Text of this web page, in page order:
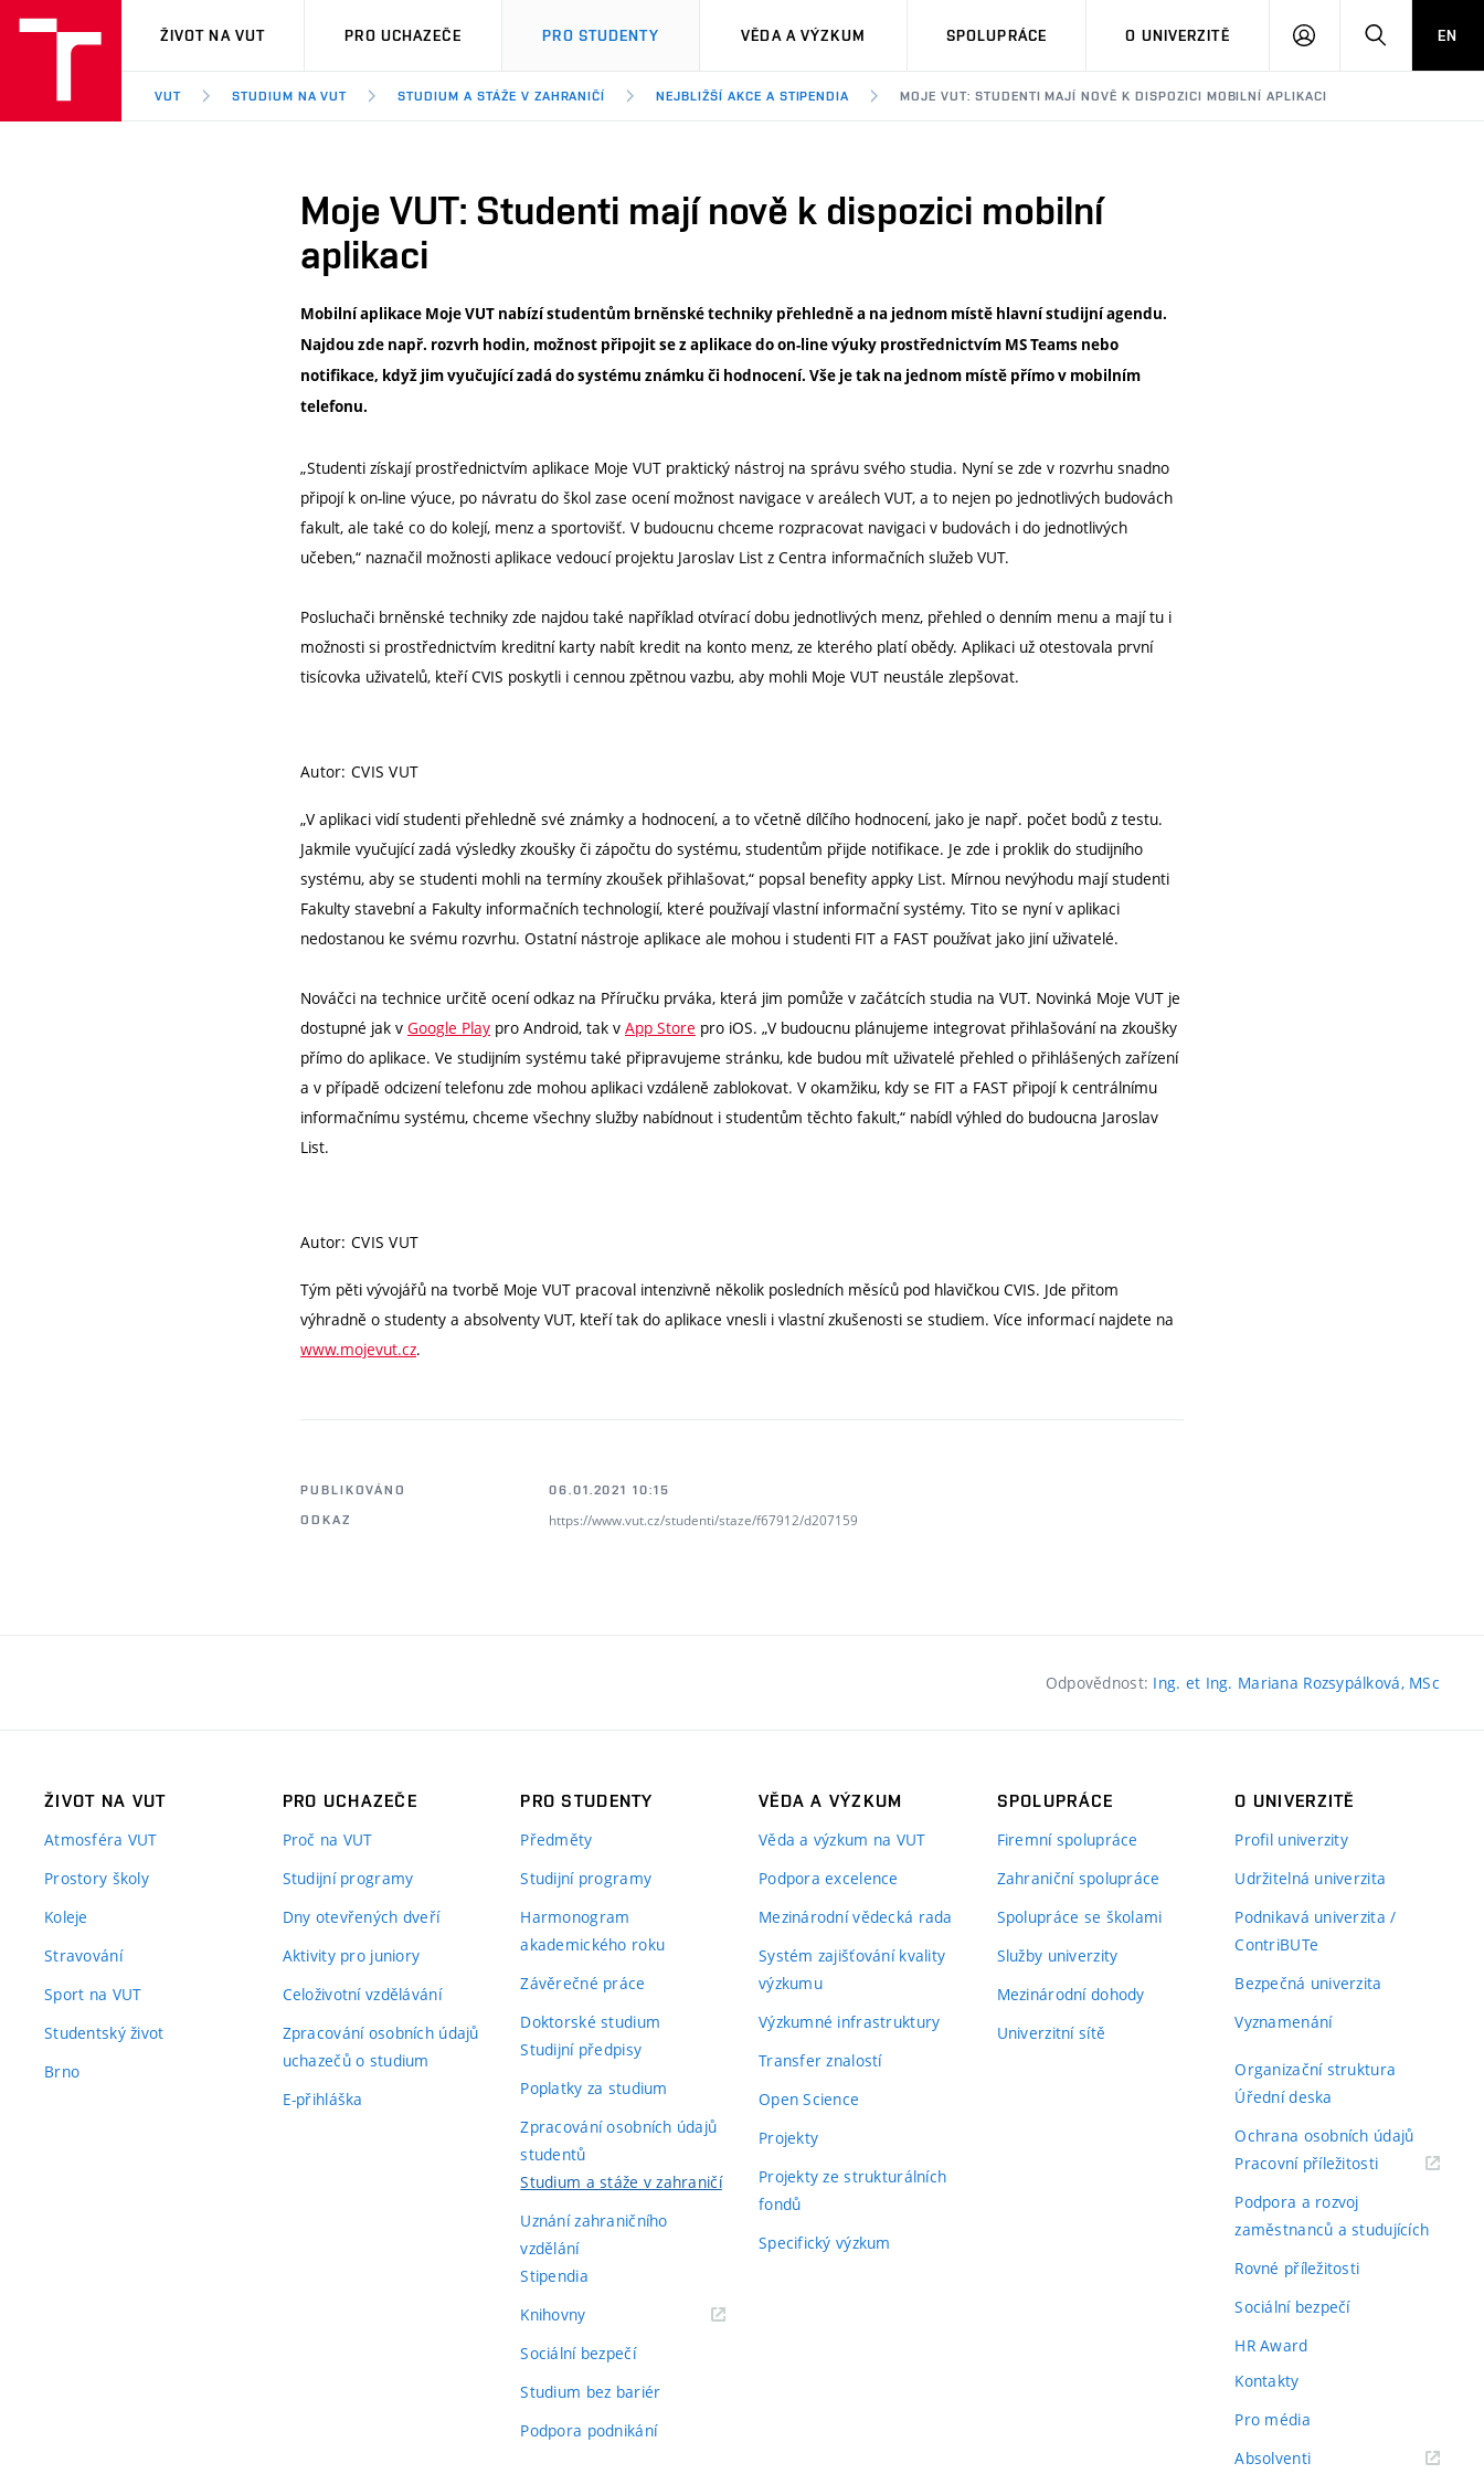
VUT
ŽIVOT NA VUT PRO UCHAZEČE PRO STUDENTY VĚDA A VÝZKUM SPOLUPRÁCE O UNIVERZITĚ
PŘIHLÁSIT HLEDATEN
VUT STUDIUM NA VUT STUDIUM A STÁŽE V ZAHRANIČÍ NEJBLIŽŠÍ AKCE A STIPENDIA MOJE VUT: STUDENTI MAJÍ NOVĚ K DISPOZICI MOBILNÍ APLIKACI
Moje VUT: Studenti mají nově k dispozici mobilní
aplikaci
Mobilní aplikace Moje VUT nabízí studentům brněnské techniky přehledně a na jednom místě hlavní studijní agendu.
Najdou zde např. rozvrh hodin, možnost připojit se z aplikace do on-line výuky prostřednictvím MS Teams nebo
notifikace, když jim vyučující zadá do systému známku či hodnocení. Vše je tak na jednom místě přímo v mobilním
telefonu.
„Studenti získají prostřednictvím aplikace Moje VUT praktický nástroj na správu svého studia. Nyní se zde v rozvrhu snadno
připojí k on-line výuce, po návratu do škol zase ocení možnost navigace v areálech VUT, a to nejen po jednotlivých budovách
fakult, ale také co do kolejí, menz a sportovišť. V budoucnu chceme rozpracovat navigaci v budovách i do jednotlivých
učeben,“ naznačil možnosti aplikace vedoucí projektu Jaroslav List z Centra informačních služeb VUT.
Posluchači brněnské techniky zde najdou také například otvírací dobu jednotlivých menz, přehled o denním menu a mají tu i
možnosti si prostřednictvím kreditní karty nabít kredit na konto menz, ze kterého platí obědy. Aplikaci už otestovala první
tisícovka uživatelů, kteří CVIS poskytli i cennou zpětnou vazbu, aby mohli Moje VUT neustále zlepšovat.
Autor: CVIS VUT
„V aplikaci vidí studenti přehledně své známky a hodnocení, a to včetně dílčího hodnocení, jako je např. počet bodů z testu.
Jakmile vyučující zadá výsledky zkoušky či zápočtu do systému, studentům přijde notifikace. Je zde i proklik do studijního
systému, aby se studenti mohli na termíny zkoušek přihlašovat,“ popsal benefity appky List. Mírnou nevýhodu mají studenti
Fakulty stavební a Fakulty informačních technologií, které používají vlastní informační systémy. Tito se nyní v aplikaci
nedostanou ke svému rozvrhu. Ostatní nástroje aplikace ale mohou i studenti FIT a FAST používat jako jiní uživatelé.
Nováčci na technice určitě ocení odkaz na Příručku prváka, která jim pomůže v začátcích studia na VUT. Novinká Moje VUT je
dostupné jak v Google Play pro Android, tak v App Store pro iOS. „V budoucnu plánujeme integrovat přihlašování na zkoušky
přímo do aplikace. Ve studijním systému také připravujeme stránku, kde budou mít uživatelé přehled o přihlášených zařízení
a v případě odcizení telefonu zde mohou aplikaci vzdáleně zablokovat. V okamžiku, kdy se FIT a FAST připojí k centrálnímu
informačnímu systému, chceme všechny služby nabídnout i studentům těchto fakult,“ nabídl výhled do budoucna Jaroslav
List.
Autor: CVIS VUT
Tým pěti vývojářů na tvorbě Moje VUT pracoval intenzivně několik posledních měsíců pod hlavičkou CVIS. Jde přitom
výhradně o studenty a absolventy VUT, kteří tak do aplikace vnesli i vlastní zkušenosti se studiem. Více informací najdete na
www.mojevut.cz.
PUBLIKOVÁNO
06.01.2021 10:15
ODKAZ
https://www.vut.cz/studenti/staze/f67912/d207159
Odpovědnost: Ing. et Ing. Mariana Rozsypálková, MSc
ŽIVOT NA VUT
Atmosféra VUT
Prostory školy
Koleje
Stravování
Sport na VUT
Studentský život
Brno
PRO UCHAZEČE
Proč na VUT
Studijní programy
Dny otevřených dveří
Aktivity pro juniory
Celoživotní vzdělávání
Zpracování osobních údajů
uchazečů o studium
E-přihláška
PRO STUDENTY
Předměty
Studijní programy
Harmonogram
akademického roku
Závěrečné práce
Doktorské studium
Studijní předpisy
Poplatky za studium
Zpracování osobních údajů
studentů
Studium a stáže v zahraničí
Uznání zahraničního
vzdělání
Stipendia
Knihovny(externí
Sociální bezpečí
Studium bez bariér
Podpora podnikání
VĚDA A VÝZKUM
Věda a výzkum na VUT
Podpora excelence
Mezinárodní vědecká rada
Systém zajišťování kvality
výzkumu
Výzkumné infrastruktury
Transfer znalostí
Open Science
Projekty
Projekty ze strukturálních
fondů
Specifický výzkum
SPOLUPRÁCE
Firemní spolupráce
Zahraniční spolupráce
Spolupráce se školami
Služby univerzity
Mezinárodní dohody
Univerzitní sítě
O UNIVERZITĚ
Profil univerzity
Udržitelná univerzita
Podnikavá univerzita /
ContriBUTe
Bezpečná univerzita
Vyznamenání
Organizační struktura
Úřední deska
Ochrana osobních údajů
Pracovní příležitosti(externí
Podpora a rozvoj
zaměstnanců a studujících
Rovné příležitosti
Sociální bezpečí
HR Award
Kontakty
Pro média
Absolventi(externí